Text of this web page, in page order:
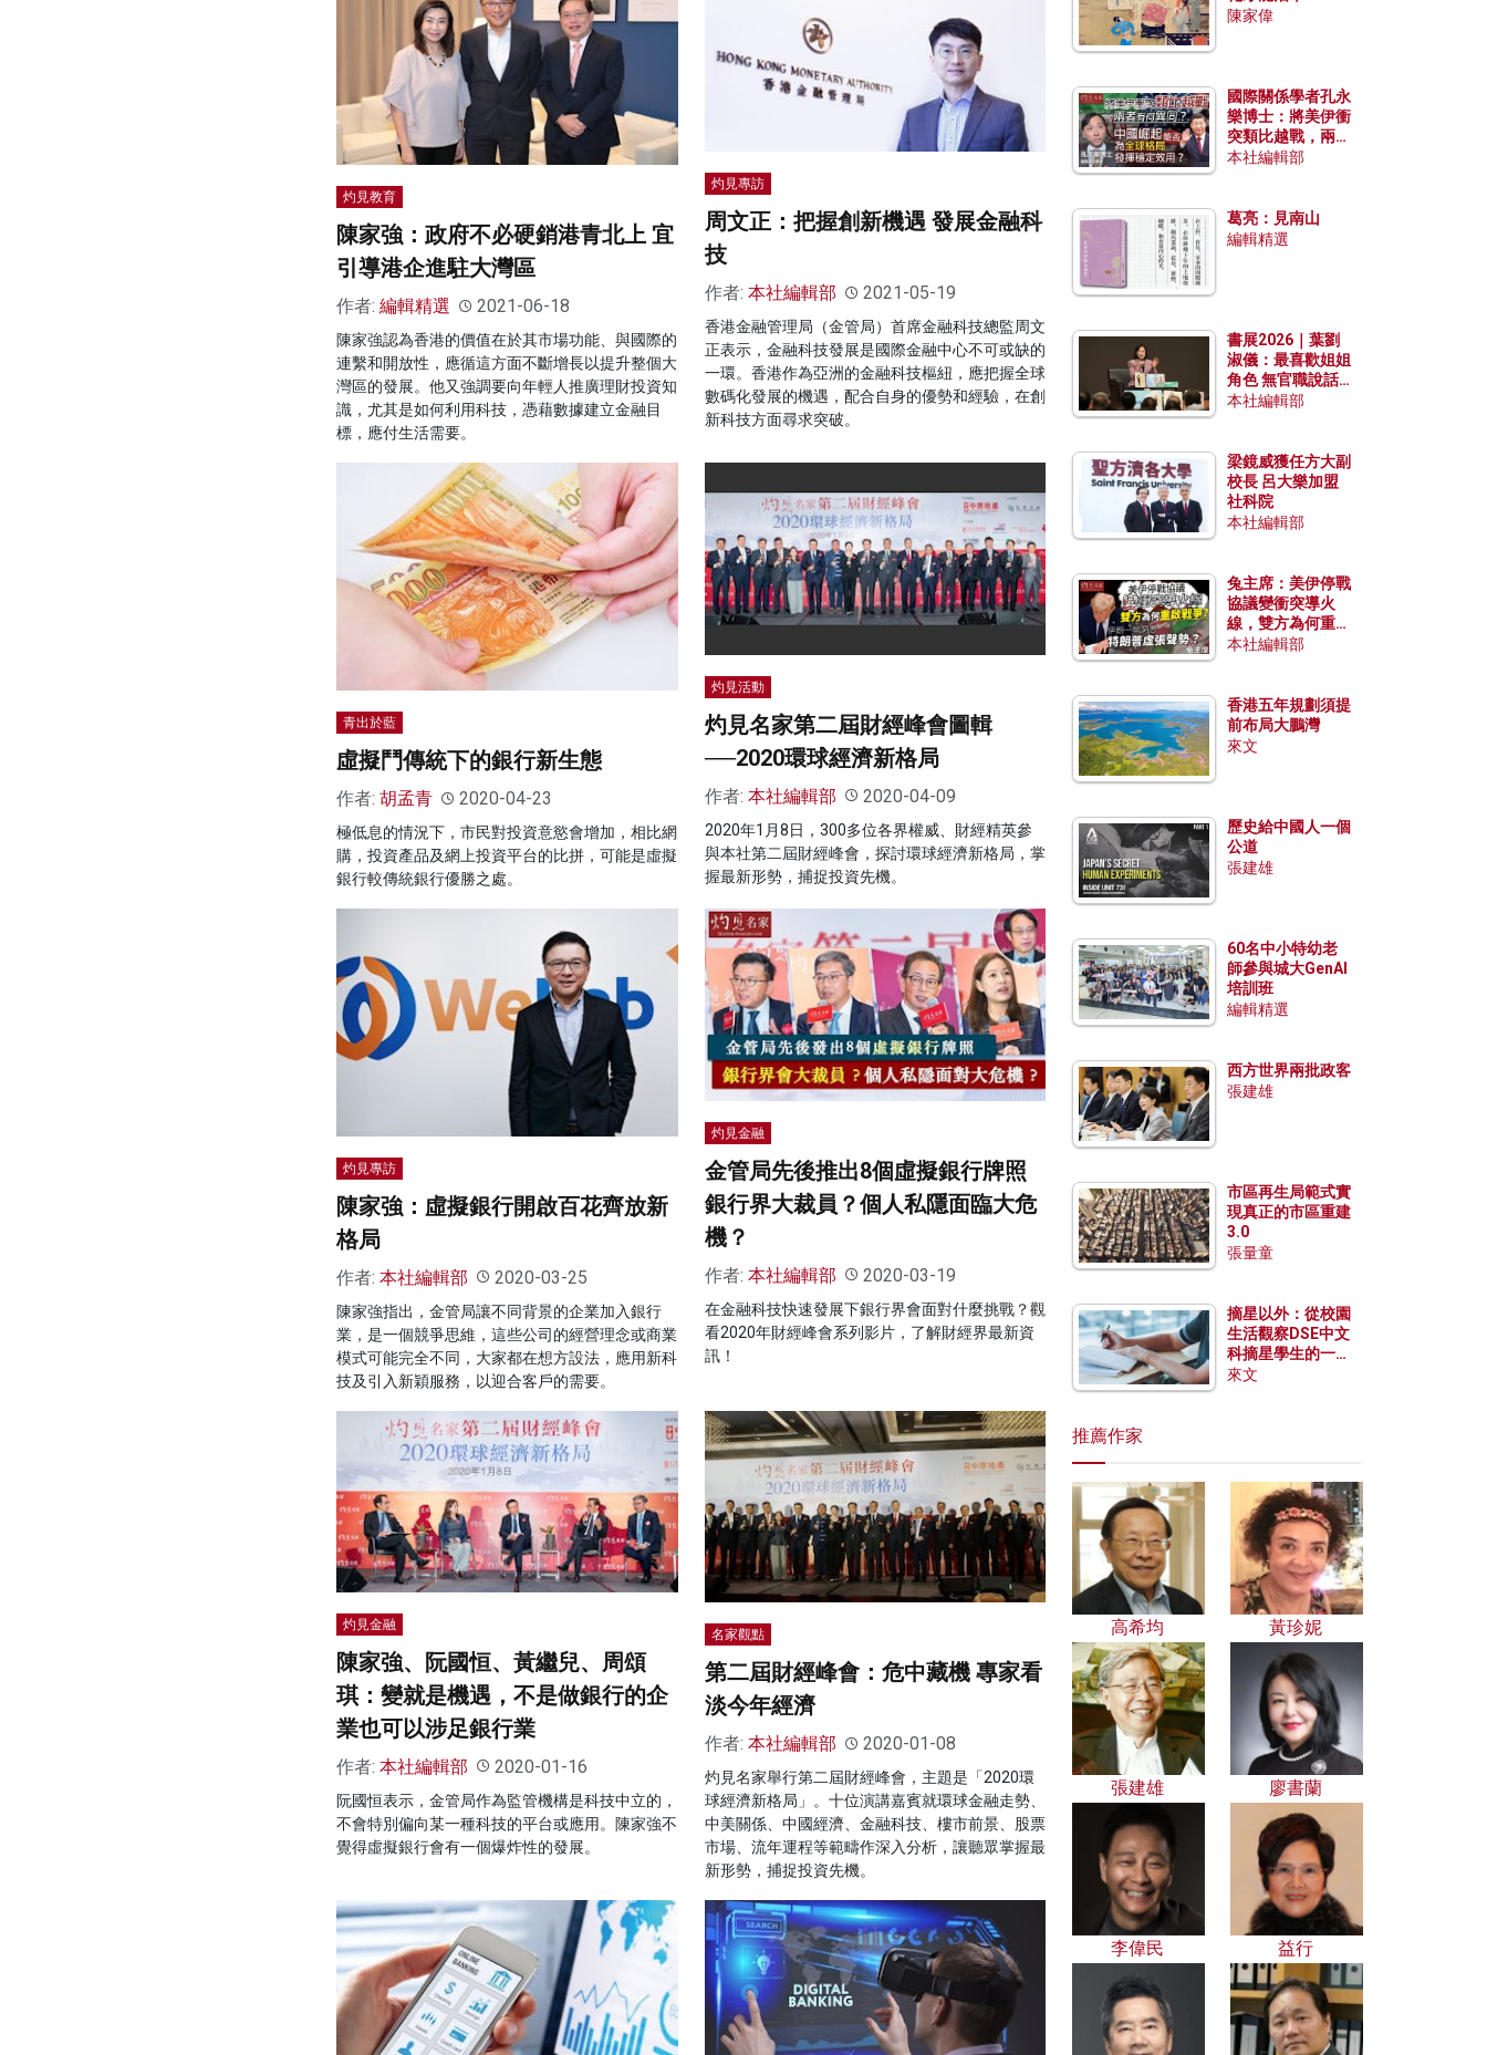
灼見教育
陳家強：政府不必硬銷港青北上 宜
引導港企進駐大灣區
作者: 編輯精選 2021-06-18
陳家強認為香港的價值在於其市場功能、與國際的
連繫和開放性，應循這方面不斷增長以提升整個大
灣區的發展。他又強調要向年輕人推廣理財投資知
識，尤其是如何利用科技，憑藉數據建立金融目
標，應付生活需要。
灼見專訪
周文正：把握創新機遇 發展金融科
技
作者: 本社編輯部 2021-05-19
香港金融管理局（金管局）首席金融科技總監周文
正表示，金融科技發展是國際金融中心不可或缺的
一環。香港作為亞洲的金融科技樞紐，應把握全球
數碼化發展的機遇，配合自身的優勢和經驗，在創
新科技方面尋求突破。
青出於藍
虛擬鬥傳統下的銀行新生態
作者: 胡孟青 2020-04-23
極低息的情況下，市民對投資意慾會增加，相比網
購，投資產品及網上投資平台的比拼，可能是虛擬
銀行較傳統銀行優勝之處。
灼見活動
灼見名家第二屆財經峰會圖輯
──2020環球經濟新格局
作者: 本社編輯部 2020-04-09
2020年1月8日，300多位各界權威、財經精英參
與本社第二屆財經峰會，探討環球經濟新格局，掌
握最新形勢，捕捉投資先機。
灼見專訪
陳家強：虛擬銀行開啟百花齊放新
格局
作者: 本社編輯部 2020-03-25
陳家強指出，金管局讓不同背景的企業加入銀行
業，是一個競爭思維，這些公司的經營理念或商業
模式可能完全不同，大家都在想方設法，應用新科
技及引入新穎服務，以迎合客戶的需要。
灼見金融
金管局先後推出8個虛擬銀行牌照
銀行界大裁員？個人私隱面臨大危
機？
作者: 本社編輯部 2020-03-19
在金融科技快速發展下銀行界會面對什麼挑戰？觀
看2020年財經峰會系列影片，了解財經界最新資
訊！
灼見金融
陳家強、阮國恒、黃繼兒、周頌
琪：變就是機遇，不是做銀行的企
業也可以涉足銀行業
作者: 本社編輯部 2020-01-16
阮國恒表示，金管局作為監管機構是科技中立的，
不會特別偏向某一種科技的平台或應用。陳家強不
覺得虛擬銀行會有一個爆炸性的發展。
名家觀點
第二屆財經峰會：危中藏機 專家看
淡今年經濟
作者: 本社編輯部 2020-01-08
灼見名家舉行第二屆財經峰會，主題是「2020環
球經濟新格局」。十位演講嘉賓就環球金融走勢、
中美關係、中國經濟、金融科技、樓市前景、股票
市場、流年運程等範疇作深入分析，讓聽眾掌握最
新形勢，捕捉投資先機。
陳家偉
國際關係學者孔永
樂博士：將美伊衝
突類比越戰，兩者
有何異同？中國崛
本社編輯部
葛亮：見南山
編輯精選
書展2026｜葉劉
淑儀：最喜歡姐姐
角色 無官職說話
包袱少
本社編輯部
梁鏡威獲任方大副
校長 呂大樂加盟
社科院
本社編輯部
兔主席：美伊停戰
協議變衝突導火
線，雙方為何重啟
戰爭？伊朗一早洞
本社編輯部
香港五年規劃須提
前布局大鵬灣
來文
歷史給中國人一個
公道
張建雄
60名中小特幼老
師參與城大GenAI
培訓班
編輯精選
西方世界兩批政客
張建雄
市區再生局範式實
現真正的市區重建
3.0
張量童
摘星以外：從校園
生活觀察DSE中文
科摘星學生的一點
特質
來文
推薦作家
高希均 黃珍妮
張建雄 廖書蘭
李偉民 益行